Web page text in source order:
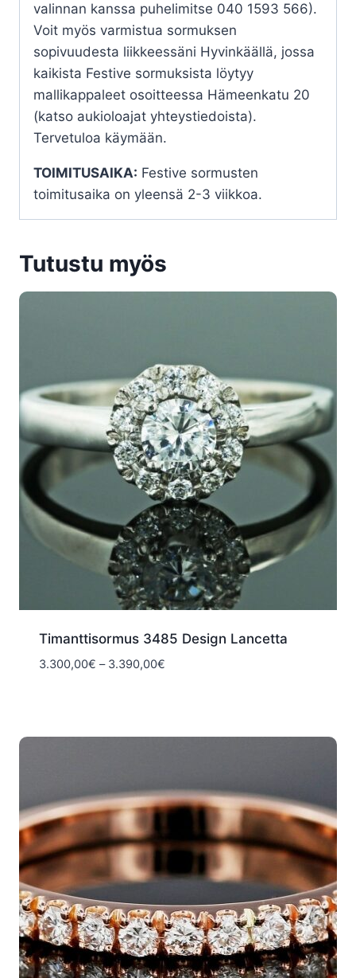
valinnan kanssa puhelimitse 040 1593 566).
Voit myös varmistua sormuksen
sopivuudesta liikkeessäni Hyvinkäällä, jossa
kaikista Festive sormuksista löytyy
mallikappaleet osoitteessa Hämeenkatu 20
(katso aukioloajat yhteystiedoista).
Tervetuloa käymään.
TOIMITUSAIKA: Festive sormusten
toimitusaika on yleensä 2-3 viikkoa.
Tutustu myös
Timanttisormus 3485 Design Lancetta
3.300,00€ – 3.390,00€Hintaluokka: